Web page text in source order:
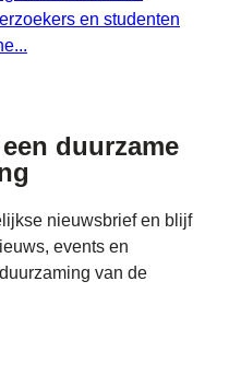
en studenten
een duurzame
nieuwsbrief en blijf
events en
van de